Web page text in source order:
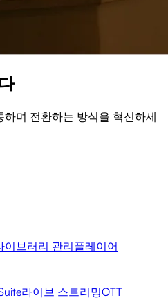
며 전환하는 방식을 혁신하세
이브러리 관리플레이어
라이브 스트리밍OTT